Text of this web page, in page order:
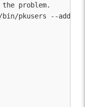
problem.
--add --